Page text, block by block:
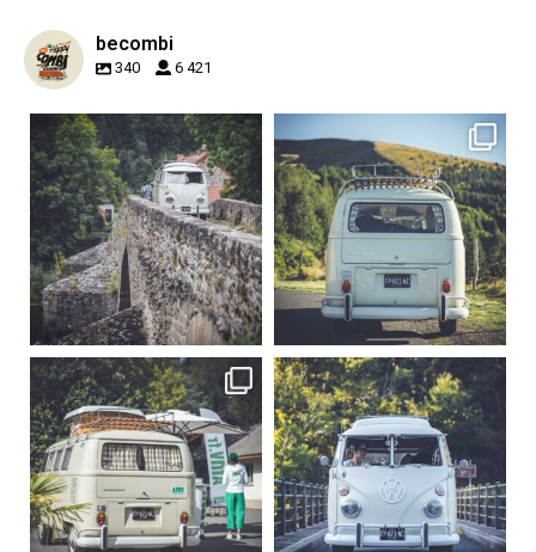
becombi
340 6 421
becombi
Sep 15
219
3
Sep 12
216
3
becombi
Sep 10
becombi
Août 10